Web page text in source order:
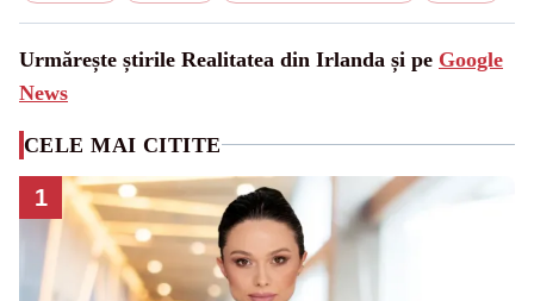
Urmărește știrile Realitatea din Irlanda și pe Google
News
CELE MAI CITITE
1